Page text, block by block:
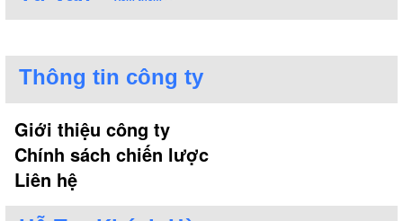
Thông tin công ty
Giới thiệu công ty
Chính sách chiến lược
Liên hệ